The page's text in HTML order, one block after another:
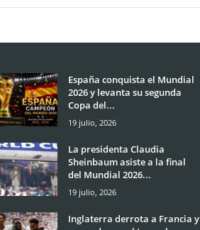
España conquista el Mundial
2026 y levanta su segunda
Copa del...
19 julio, 2026
La presidenta Claudia
Sheinbaum asiste a la final
del Mundial 2026...
19 julio, 2026
Inglaterra derrota a Francia y